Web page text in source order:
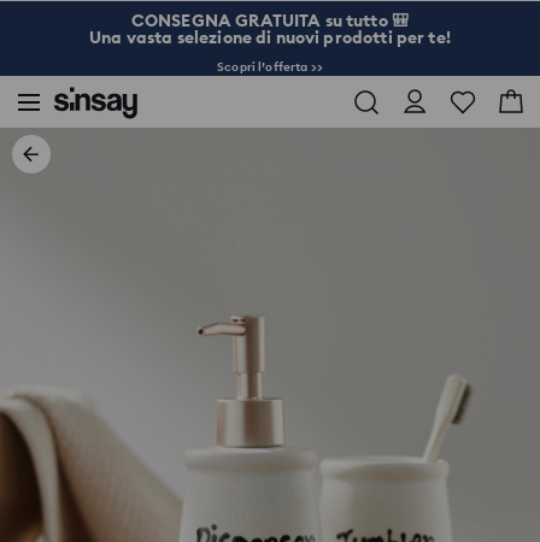
CONSEGNA GRATUITA su tutto 🎒
Una vasta selezione di nuovi prodotti per te!
Scopri l’offerta >>